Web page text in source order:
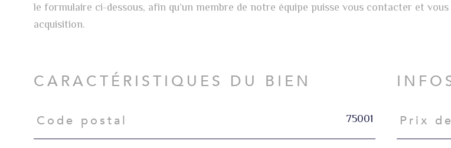
le formulaire ci-dessous, afin qu’un membre de notre équipe puisse vous contacter et
acquisition.
CARACTÉRISTIQUES DU BIEN
Caractéristiques Valeurs
Code postal 75001 Prix